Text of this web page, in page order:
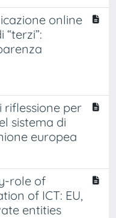
online
riflessione per
sistema di
europea
role of
of ICT: EU,
entities